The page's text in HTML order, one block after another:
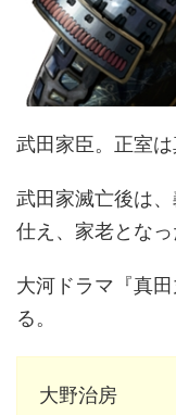
武田家臣。正室は
武田家滅亡後は
仕え、家老となっ
大河ドラマ『真
る。
大野治房